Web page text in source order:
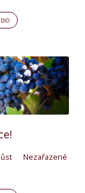
Nezařazené